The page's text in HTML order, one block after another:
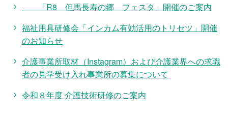
「R8 但馬長寿の郷 フェスタ」開催のご案内
福祉用具研修会「インカム有効活用のトリセツ」開催
のお知らせ
介護事業所取材（Instagram）および介護業界への求職
者の見学受け入れ事業所の募集について
令和８年度 介護技術研修のご案内